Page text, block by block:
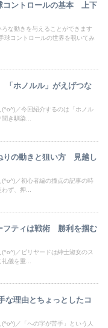
コントロールの基本 上下
ろな動きを与えることができます
コントロールの世界を覗いてみ
ホノルル」がえげつな
／今回紹介するのは「ホノル
聞き馴染...
の動きと狙い方 見越し
／初心者編の撞点の記事の時
ず、押...
フティは戦術 勝利を掴む
／ビリヤードは紳士淑女のス
儀を重...
な理由とちょっとしたコ
／「への字が苦手」という人